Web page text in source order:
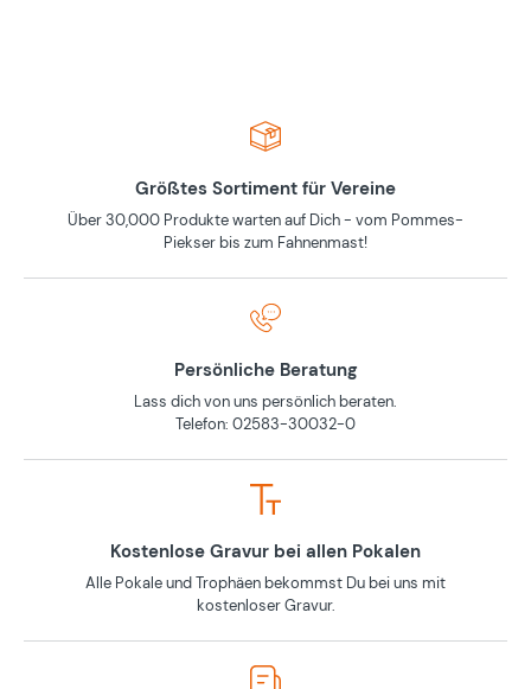
Größtes Sortiment für Vereine
Über 30,000 Produkte warten auf Dich - vom Pommes-
Piekser bis zum Fahnenmast!
Persönliche Beratung
Lass dich von uns persönlich beraten.
Telefon: 02583-30032-0
Kostenlose Gravur bei allen Pokalen
Alle Pokale und Trophäen bekommst Du bei uns mit
kostenloser Gravur.